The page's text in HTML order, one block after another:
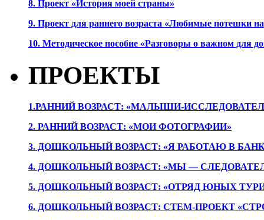
8. Проект «История моей страны»
9. Проект для раннего возраста «Любимые потешки
10. Методическое пособие «Разговоры о важном для
ПРОЕКТЫ
1.РАННИЙ ВОЗРАСТ: «МАЛЫШИ-
2. РАННИЙ ВОЗРАСТ: «МОИ ФОТОГРАФИИ»
3. ДОШКОЛЬНЫЙ ВОЗРАСТ: «Я РАБОТАЮ В
4. ДОШКОЛЬНЫЙ ВОЗРАСТ: «МЫ —
5. ДОШКОЛЬНЫЙ ВОЗРАСТ: «ОТРЯД ЮНЫХ
6. ДОШКОЛЬНЫЙ ВОЗРАСТ: СТЕМ-ПРОЕКТ